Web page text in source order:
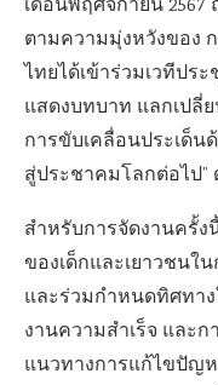
เดือนพฤศจิกายน 2567
ตามความมุ่งหวังของ
ไทยได้เข้าร่วมเวทีปร
แสดงบทบาท แลกเปลี่
การขับเคลื่อนประเด็
สู่ประชาคมโลกต่อไป”
สำหรับการจัดงานครั้ง
ของเด็กและเยาวชนใ
และร่วมกำหนดทิศทา
งานความสำเร็จ และ
แนวทางการแก้ไขปัญ